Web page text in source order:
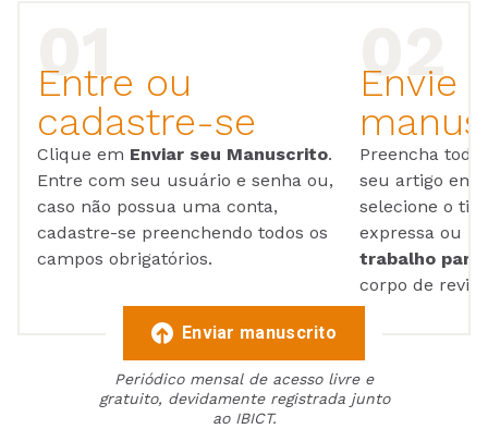
Entre ou
cadastre-se
Clique em Enviar seu Manuscrito.
Entre com seu usuário e senha ou,
caso não possua uma conta,
cadastre-se preenchendo todos os
campos obrigatórios.
Envie
Preencha
seu artigo em
selecione o
expressa ou
trabalho para
corpo de
Enviar manuscrito
Periódico mensal de acesso livre e
gratuito, devidamente registrada junto
ao IBICT.